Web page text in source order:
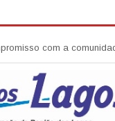
a comunidade